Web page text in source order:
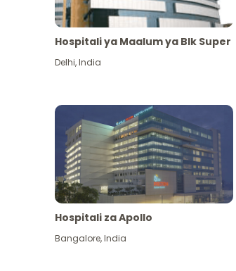
Hospitali ya Maalum ya Blk Super
Delhi,India
Hospitali za Apollo
Bangalore,India